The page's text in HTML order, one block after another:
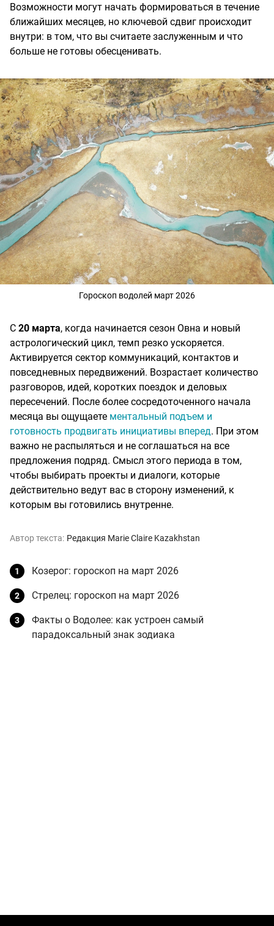
Возможности могут начать формироваться в течение
ближайших месяцев, но ключевой сдвиг происходит
внутри: в том, что вы считаете заслуженным и что
больше не готовы обесценивать.
Гороскоп водолей март 2026
С 20 марта, когда начинается сезон Овна и новый
астрологический цикл, темп резко ускоряется.
Активируется сектор коммуникаций, контактов и
повседневных передвижений. Возрастает количество
разговоров, идей, коротких поездок и деловых
пересечений. После более сосредоточенного начала
месяца вы ощущаете ментальный подъем и
готовность продвигать инициативы вперед. При этом
важно не распыляться и не соглашаться на все
предложения подряд. Смысл этого периода в том,
чтобы выбирать проекты и диалоги, которые
действительно ведут вас в сторону изменений, к
которым вы готовились внутренне.
Автор текста: Редакция Marie Claire Kazakhstan
Козерог: гороскоп на март 2026
Стрелец: гороскоп на март 2026
Факты о Водолее: как устроен самый
парадоксальный знак зодиака